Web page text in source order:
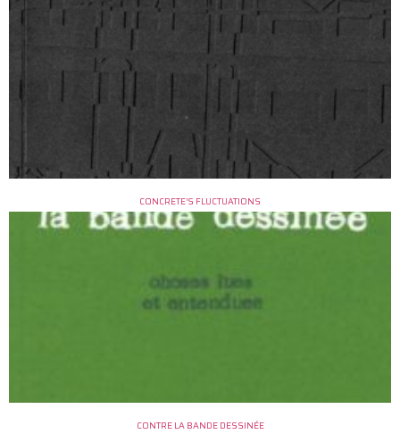
CONCRETE’S FLUCTUATIONS
CONTRE LA BANDE DESSINÉE